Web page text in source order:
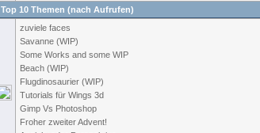
Top 10 Themen (nach Aufrufen)
zuviele faces
Savanne (WIP)
Some Works and some WIP
Beach (WIP)
Flugdinosaurier (WIP)
Tutorials für Wings 3d
Gimp Vs Photoshop
Froher zweiter Advent!